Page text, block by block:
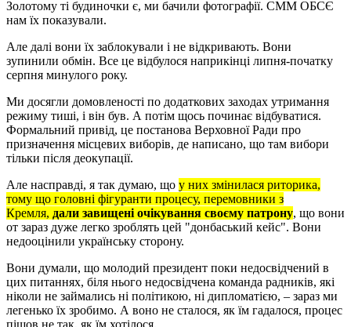
Золотому ті будиночки є, ми бачили фотографії. СММ ОБСЄ
нам їх показували.
Але далі вони їх заблокували і не відкривають. Вони
зупинили обмін. Все це відбулося наприкінці липня-початку
серпня минулого року.
Ми досягли домовленості по додаткових заходах утримання
режиму тиші, і він був. А потім щось починає відбуватися.
Формальний привід, це постанова Верховної Ради про
призначення місцевих виборів, де написано, що там вибори
тільки після деокупації.
Але насправді, я так думаю, що у них змінилася риторика,
тому що головні фігуранти процесу, перемовники з
Кремля, дали завищені очікування своєму патрону, що вони
от зараз дуже легко зроблять цей "донбаський кейс". Вони
недооцінили українську сторону.
Вони думали, що молодий президент поки недосвідчений в
цих питаннях, біля нього недосвідчена команда радників, які
ніколи не займались ні політикою, ні дипломатією, – зараз ми
легенько їх зробимо. А воно не сталося, як їм гадалося, процес
пішов не так, як їм хотілося.